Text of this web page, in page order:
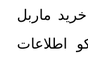
ماربل
1430 تاپکو اطلاعات